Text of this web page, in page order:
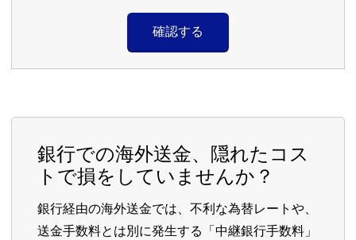
確認する
銀行での海外送金、隠れたコス
トで損をしていませんか？
銀行経由の海外送金では、不利な為替レートや、
送金手数料とは別に発生する「中継銀行手数料」